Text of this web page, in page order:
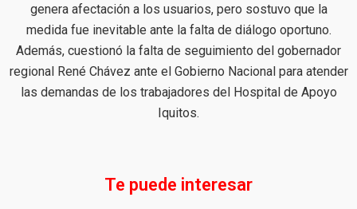
genera afectación a los usuarios, pero sostuvo que la
medida fue inevitable ante la falta de diálogo oportuno.
Además, cuestionó la falta de seguimiento del gobernador
regional René Chávez ante el Gobierno Nacional para atender
las demandas de los trabajadores del Hospital de Apoyo
Iquitos.
Te puede interesar